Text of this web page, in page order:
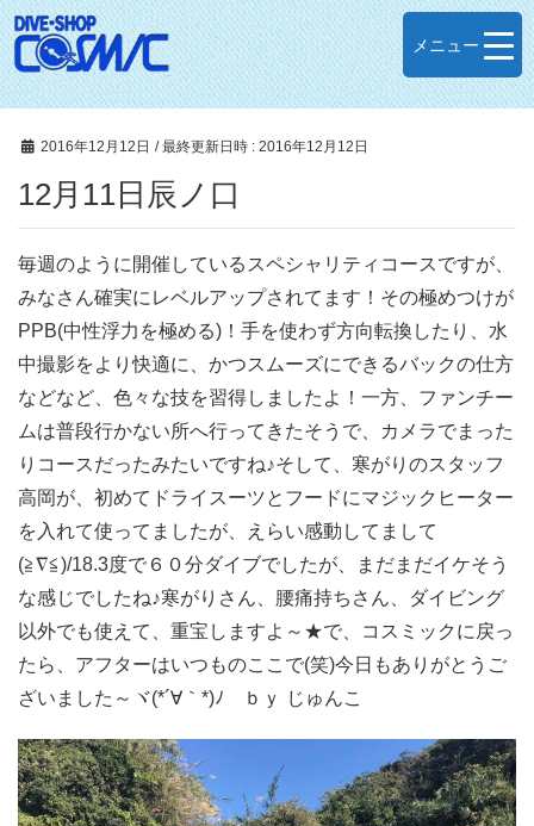
メニュー
2016年12月12日 / 最終更新日時 : 2016年12月12日
12月11日辰ノ口
毎週のように開催しているスペシャリティコースですが、
みなさん確実にレベルアップされてます！その極めつけが
PPB(中性浮力を極める)！手を使わず方向転換したり、水
中撮影をより快適に、かつスムーズにできるバックの仕方
などなど、色々な技を習得しましたよ！一方、ファンチー
ムは普段行かない所へ行ってきたそうで、カメラでまった
りコースだったみたいですね♪そして、寒がりのスタッフ
高岡が、初めてドライスーツとフードにマジックヒーター
を入れて使ってましたが、えらい感動してまして
(≧∇≦)/18.3度で６０分ダイブでしたが、まだまだイケそう
な感じでしたね♪寒がりさん、腰痛持ちさん、ダイビング
以外でも使えて、重宝しますよ～★で、コスミックに戻っ
たら、アフターはいつものここで(笑)今日もありがとうご
ざいました～ヾ(*´∀｀*)ﾉ ｂｙ じゅんこ